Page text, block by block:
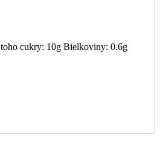
cukry: 10g Bielkoviny: 0.6g